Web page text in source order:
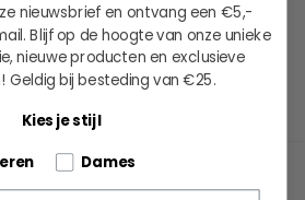
kleding
maritieme levensstijl
nieuwsbrief en ontvang een €5,-
Blijf op de hoogte van onze unieke
nieuwe producten en exclusieve
Geldig bij besteding van €25.
Kies je stijl
about your pets
Dames